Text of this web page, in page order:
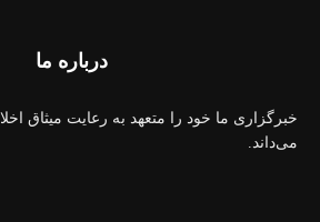
درباره ما
خبرگزاری ما خود را متعهد به رعایت میثاق
می‌داند.